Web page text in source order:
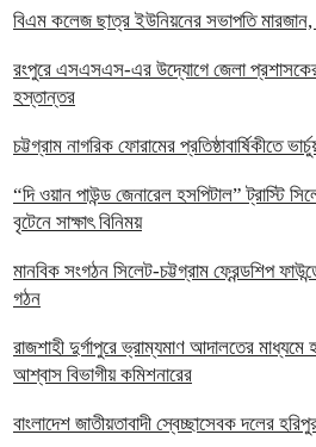
বিএম কলেজ ছাত্র ইউনিয়নের সভাপতি
রংপুরে এসএসএস-এর উদ্যোগে জেলা প্রশাসকের
হস্তান্তর
চট্টগ্রাম নাগরিক ফোরামের প্রতিষ্ঠাবার্ষিকীতে
“দি ওয়ান পাউন্ড জেনারেল হসপিটাল” ট্রাস্টি
বৃটেনে সাক্ষাৎ বিনিময়
মানবিক সংগঠন সিলেট-চট্টগ্রাম ফ্রেন্ডশিপ
গঠন
রাজশাহী দুর্গাপুরে ভ্রাম্যমাণ আদালতের
আশ্বাস বিভাগীয় কমিশনারের
বাংলাদেশ জাতীয়তাবাদী স্বেচ্ছাসেবক দলের